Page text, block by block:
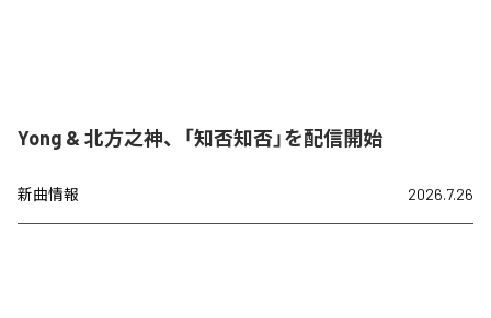
Yong & 北方之神、「知否知否」を配信開始
新曲情報 2026.7.26